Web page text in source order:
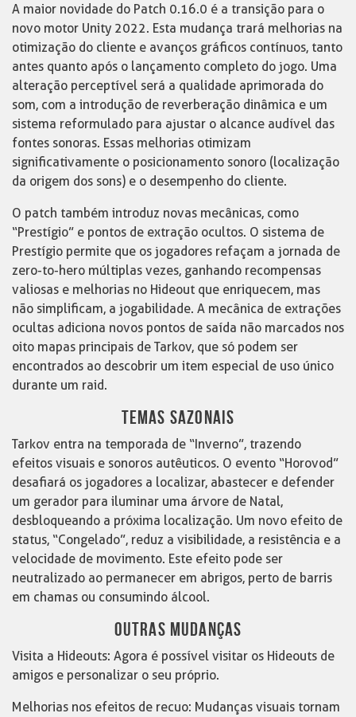
A maior novidade do Patch 0.16.0 é a transição para o
novo motor Unity 2022. Esta mudança trará melhorias na
otimização do cliente e avanços gráficos contínuos, tanto
antes quanto após o lançamento completo do jogo. Uma
alteração perceptível será a qualidade aprimorada do
som, com a introdução de reverberação dinâmica e um
sistema reformulado para ajustar o alcance audível das
fontes sonoras. Essas melhorias otimizam
significativamente o posicionamento sonoro (localização
da origem dos sons) e o desempenho do cliente.
O patch também introduz novas mecânicas, como
“Prestígio” e pontos de extração ocultos. O sistema de
Prestígio permite que os jogadores refaçam a jornada de
zero-to-hero múltiplas vezes, ganhando recompensas
valiosas e melhorias no Hideout que enriquecem, mas
não simplificam, a jogabilidade. A mecânica de extrações
ocultas adiciona novos pontos de saída não marcados nos
oito mapas principais de Tarkov, que só podem ser
encontrados ao descobrir um item especial de uso único
durante um raid.
TEMAS SAZONAIS
Tarkov entra na temporada de “Inverno”, trazendo
efeitos visuais e sonoros autêuticos. O evento “Horovod”
desafiará os jogadores a localizar, abastecer e defender
um gerador para iluminar uma árvore de Natal,
desbloqueando a próxima localização. Um novo efeito de
status, “Congelado”, reduz a visibilidade, a resistência e a
velocidade de movimento. Este efeito pode ser
neutralizado ao permanecer em abrigos, perto de barris
em chamas ou consumindo álcool.
OUTRAS MUDANÇAS
Visita a Hideouts: Agora é possível visitar os Hideouts de
amigos e personalizar o seu próprio.
Melhorias nos efeitos de recuo: Mudanças visuais tornam